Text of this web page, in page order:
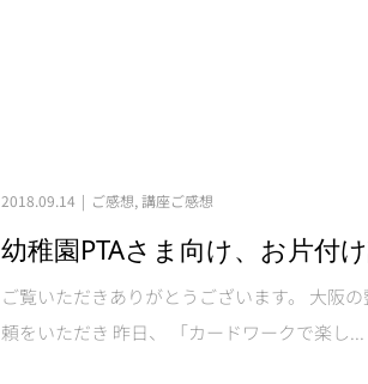
2018.09.14 ご感想, 講座ご感想
幼稚園PTAさま向け、お片付
ご覧いただきありがとうございます。 大阪
頼をいただき 昨日、 「カードワークで楽し...